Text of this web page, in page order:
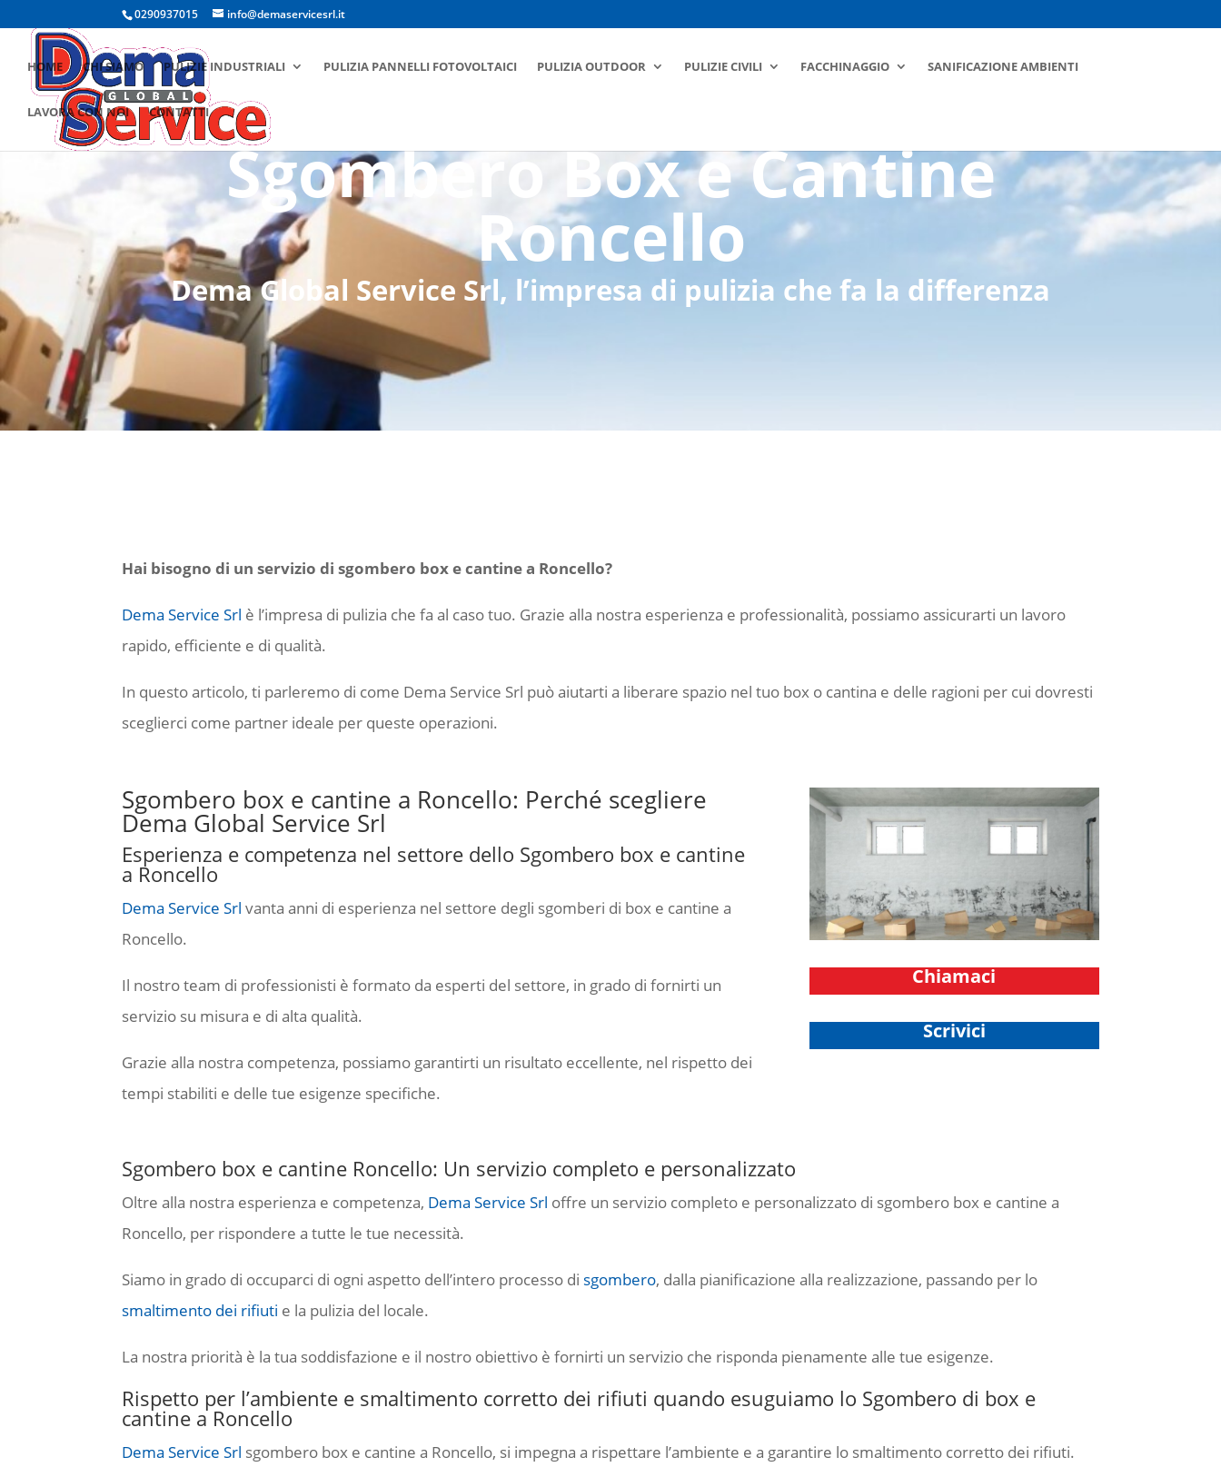
0290937015 info@demaservicesrl.it
HOME CHI SIAMO PULIZIE INDUSTRIALI PULIZIA PANNELLI FOTOVOLTAICI PULIZIA OUTDOOR PULIZIE CIVILI FACCHINAGGIO SANIFICAZIONE AMBIENTI
LAVORA CON NOI CONTATTI
Sgombero Box e Cantine
Roncello
Dema Global Service Srl, l’impresa di pulizia che fa la differenza
Hai bisogno di un servizio di sgombero box e cantine a Roncello?
Dema Service Srl è l’impresa di pulizia che fa al caso tuo. Grazie alla nostra esperienza e professionalità, possiamo assicurarti un lavoro
rapido, efficiente e di qualità.
In questo articolo, ti parleremo di come Dema Service Srl può aiutarti a liberare spazio nel tuo box o cantina e delle ragioni per cui dovresti
sceglierci come partner ideale per queste operazioni.
Sgombero box e cantine a Roncello: Perché scegliere
Dema Global Service Srl
Esperienza e competenza nel settore dello Sgombero box e cantine
a Roncello
Dema Service Srl vanta anni di esperienza nel settore degli sgomberi di box e cantine a
Roncello.
Il nostro team di professionisti è formato da esperti del settore, in grado di fornirti un
servizio su misura e di alta qualità.
Grazie alla nostra competenza, possiamo garantirti un risultato eccellente, nel rispetto dei
tempi stabiliti e delle tue esigenze specifiche.
Chiamaci
Scrivici
Sgombero box e cantine Roncello: Un servizio completo e personalizzato
Oltre alla nostra esperienza e competenza, Dema Service Srl offre un servizio completo e personalizzato di sgombero box e cantine a
Roncello, per rispondere a tutte le tue necessità.
Siamo in grado di occuparci di ogni aspetto dell’intero processo di sgombero, dalla pianificazione alla realizzazione, passando per lo
smaltimento dei rifiuti e la pulizia del locale.
La nostra priorità è la tua soddisfazione e il nostro obiettivo è fornirti un servizio che risponda pienamente alle tue esigenze.
Rispetto per l’ambiente e smaltimento corretto dei rifiuti quando esuguiamo lo Sgombero di box e
cantine a Roncello
Dema Service Srl sgombero box e cantine a Roncello, si impegna a rispettare l’ambiente e a garantire lo smaltimento corretto dei rifiuti.